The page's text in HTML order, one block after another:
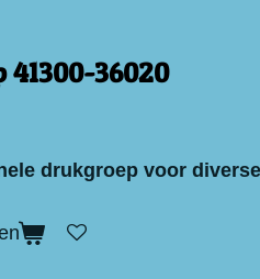
41300-36020
drukgroep voor